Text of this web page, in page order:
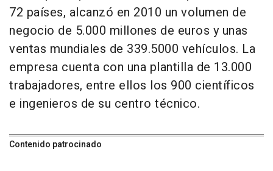
72 países, alcanzó en 2010 un volumen de
negocio de 5.000 millones de euros y unas
ventas mundiales de 339.5000 vehículos. La
empresa cuenta con una plantilla de 13.000
trabajadores, entre ellos los 900 científicos
e ingenieros de su centro técnico.
Contenido patrocinado